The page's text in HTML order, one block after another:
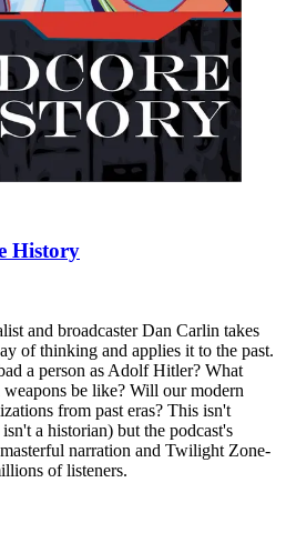
History
and broadcaster Dan Carlin takes
of thinking and applies it to the past.
a person as Adolf Hitler? What
be like? Will our modern
from past eras? This isn't
a historian) but the podcast's
narration and Twilight Zone-
of listeners.